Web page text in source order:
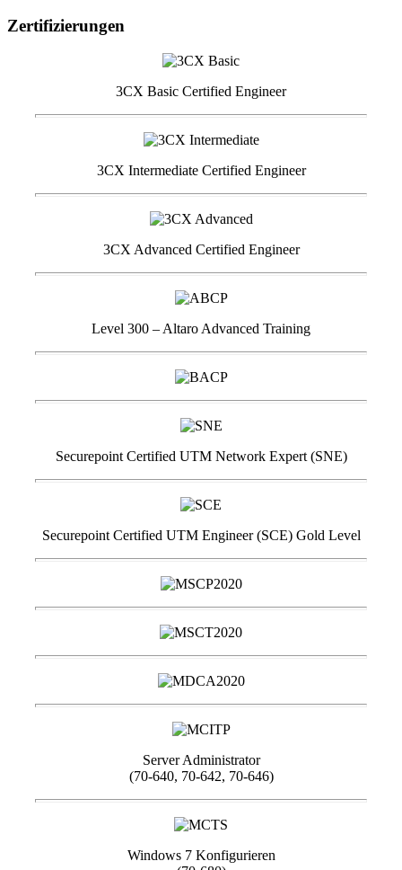
Zertifizierungen
3CX Basic Certified Engineer
3CX Intermediate Certified Engineer
3CX Advanced Certified Engineer
Level 300 – Altaro Advanced Training
Securepoint Certified UTM Network Expert (SNE)
Securepoint Certified UTM Engineer (SCE) Gold Level
Server Administrator
(70-640, 70-642, 70-646)
Windows 7 Konfigurieren